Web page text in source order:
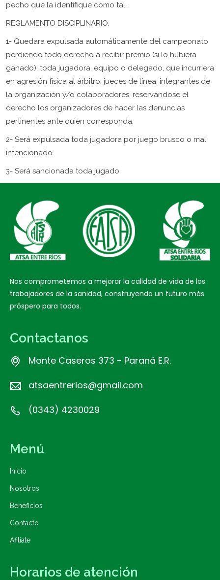
pecho que la identifique como tal.
REGLAMENTO DISCIPLINARIO.
1- Quedara expulsada automáticamente del campeonato
perdiendo todo derecho a recibir premio (si lo hubiera
ganado), toda jugadora, equipo o delegado, que incurriera
en agresión física al árbitro, jueces de línea, integrantes de
la organización y/o colaboradores, reservándose el
derecho los organizadores de hacer las denuncias
pertinentes ante quien corresponda.
2- Será expulsada toda jugadora por juego brusco o mal
intencionado.
3- Será sancionada toda jugado
Nos comprometemos a mejorar la calidad de vida de los
trabajadores de la sanidad, construyendo un futuro más
próspero para todos.
Contactanos
Monte Caseros 373 - Paraná E.R.
atsaentrerios@gmail.com
(0343) 4230029
Menú
Inicio
Nosotros
Beneficios
Contacto
Afiliate
Horarios de atención